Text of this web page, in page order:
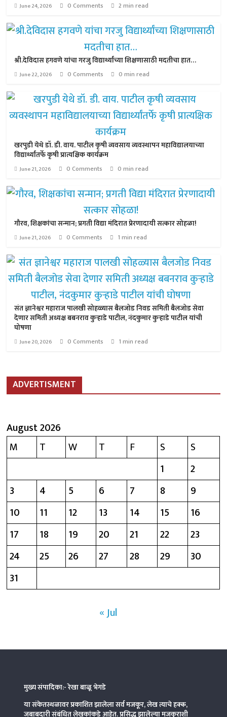
June 24, 2026 0 Comments 2 min read
श्री.देविदास हगवणे यांचा गरजु विद्यार्थ्यांच्या शिक्षणासाठी मदतीचा हात…
June 22, 2026 0 Comments 0 min read
खरपुडी येथे डॉ. डी. वाय. पाटील कृषी व्यवसाय व्यवस्थापन महाविद्यालयाच्या
विद्यार्थ्यांतर्फे कृषी प्रात्यक्षिक कार्यक्रम
June 21, 2026 0 Comments 0 min read
गौरव, शिक्षकांचा सन्मान; प्रगती विद्या मंदिरात प्रेरणादायी सत्कार सोहळा!
June 21, 2026 0 Comments 1 min read
संत ज्ञानेश्वर महाराज पालखी सोहळ्यास बैलजोड निवड समिती बैलजोड सेवा
देणार समिती अध्यक्ष बबनराव कुऱ्हाडे पाटील, नंदकुमार कुऱ्हाडे पाटील यांची
घोषणा
June 20, 2026 0 Comments 1 min read
ADVERTISMENT
August 2026
M
T W T F S
S
1
2
3
4 5 6 7 8
9
10
11 12 13 14 15
16
17
18 19 20 21 22
23
24
25 26 27 28 29
30
31
« Jul
मुख्य संपादिका:- रेखा बाळू भेगडे
या संकेतस्थळावर प्रकाशित झालेला सर्व मजकूर, लेख त्याचे हक्क,
जबाबदारी संबंधित लेखकांकडे आहेत. प्रसिद्ध झालेल्या मजकुराशी